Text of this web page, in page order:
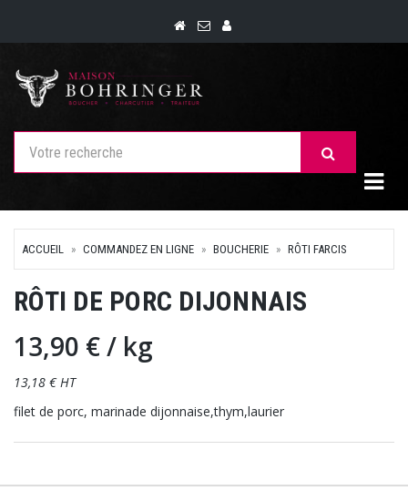
ACCUEIL COMMANDEZ EN LIGNE BOUCHERIE RÔTI FARCIS
RÔTI DE PORC DIJONNAIS
13,90 €/ kg
13,18 € HT
filet de porc, marinade dijonnaise,thym,laurier